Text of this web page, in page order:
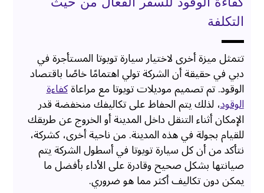
التكلفة
تتمثل ميزة أخرى لاختيار سيارة تويوتا المستأجرة في
دبي في حقيقة أن الشركة تولي اهتمامًا خاصًا باقتصاد
الوقود. تم تصميم موديلات تويوتا مع مراعاةكفاءة
الوقود، لذلك يتم الحفاظ على تكاليفك منخفضة قدر
الإمكان أثناء التنقل داخل المدينة أو الخروج عن طريقك
للقيام بجولة في هذه المدينة. من ناحية أخرى، كشركة،
نتأكد من أن كل سيارة تويوتا في أسطول الشركة يتم
صيانتها بشكل صحيح وقادرة على الأداء بأفضل ما
يمكن دون تكاليف أكثر مما هو ضروري.